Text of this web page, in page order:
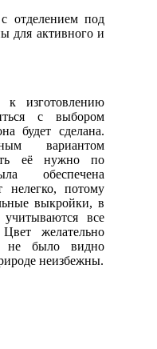
отделением под
для активного и
к изготовлению
с выбором
будет сделана.
вариантом
её нужно по
обеспечена
нелегко, потому
выкройки, в
все
желательно
не было видно
неизбежны.